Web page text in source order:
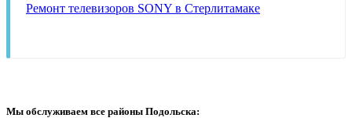
Ремонт телевизоров SONY в Стерлитамаке
Мы обслуживаем все районы Подольска: